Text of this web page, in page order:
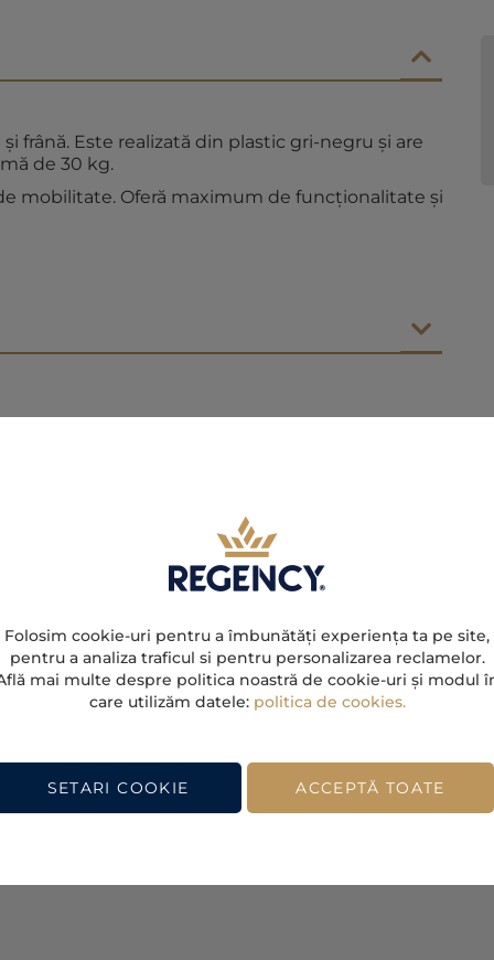
frână. Este realizată din plastic gri-negru și are
de 30 kg.
mobilitate. Oferă maximum de funcționalitate și
Folosim cookie-uri pentru a îmbunătăți experiența ta pe site,
pentru a analiza traficul si pentru personalizarea reclamelor.
mai multe despre politica noastră de cookie-uri și modul
care utilizăm datele: politica de cookies.
ACCEPTĂ TOATE
SETARI COOKIE